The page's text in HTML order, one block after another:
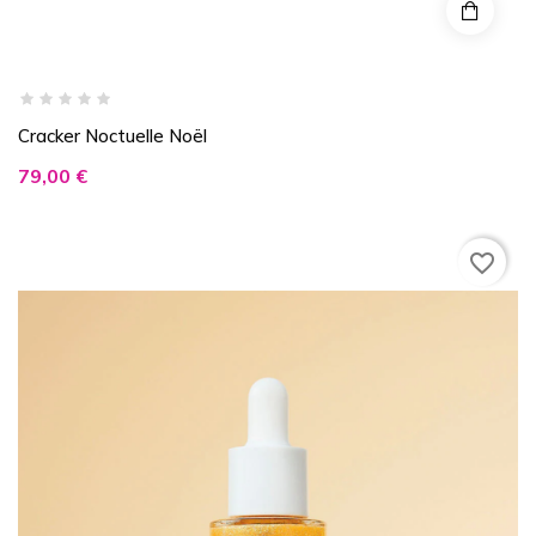
Cracker Noctuelle Noël
Prix
79,00 €
favorite_border